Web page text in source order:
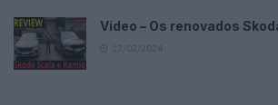
Vídeo – Os renovados